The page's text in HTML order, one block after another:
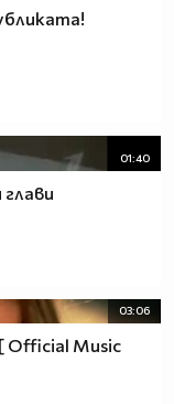
01:40
03:06
Official Music